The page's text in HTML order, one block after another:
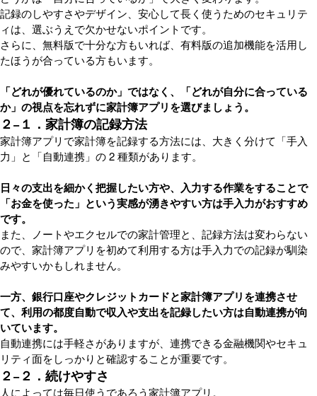
記録のしやすさやデザイン、安心して長く使うためのセキュリテ
ィは、選ぶうえで欠かせないポイントです。
さらに、無料版で十分な方もいれば、有料版の追加機能を活用し
たほうが合っている方もいます。
「どれが優れているのか」ではなく、「どれが自分に合っている
か」の視点を忘れずに家計簿アプリを選びましょう。
２−１．家計簿の記録方法
家計簿アプリで家計簿を記録する方法には、大きく分けて「手入
力」と「自動連携」の 2 種類があります。
日々の支出を細かく把握したい方や、入力する作業をすることで
「お金を使った」という実感が湧きやすい方は手入力がおすすめ
です。
また、ノートやエクセルでの家計管理と、記録方法は変わらない
ので、家計簿アプリを初めて利用する方は手入力での記録が馴染
みやすいかもしれません。
一方、銀行口座やクレジットカードと家計簿アプリを連携させ
て、利用の都度自動で収入や支出を記録したい方は自動連携が向
いています。
自動連携には手軽さがありますが、連携できる金融機関やセキュ
リティ面をしっかりと確認することが重要です。
２−２．続けやすさ
人によっては毎日使うであろう家計簿アプリ。